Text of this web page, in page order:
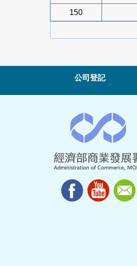
150
公司登記